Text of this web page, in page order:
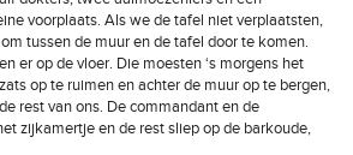
voorplaats. Als we de tafel niet verplaatsten,
tussen de muur en de tafel door te komen.
er op de vloer. Die moesten ‘s morgens het
op te ruimen en achter de muur op te bergen,
rest van ons. De commandant en de
zijkamertje en de rest sliep op de barkoude,